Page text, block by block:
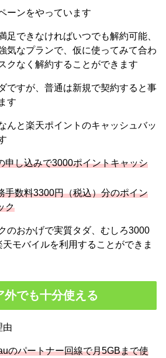
ーンをやっています
足できなければいつでも解約可能、
気なプランで、仮に使ってみて合わ
クなく解約することができます
ですが、普通は新規で契約すると事
す
んと楽天ポイントのキャッシュバッ
申し込みで3000ポイントキャッシ
手数料3300円（税込）分のポイン
ク
のおかげで実質タダ、むしろ3000
モバイルを利用することができま
外でも十分使える
由
のパートナー回線で月5GBまで使